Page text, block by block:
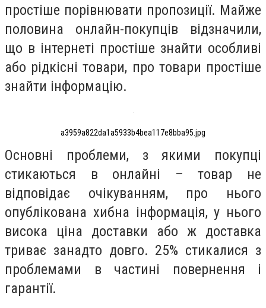
простіше порівнювати пропозиції. Майже
половина онлайн-покупців відзначили,
що в інтернеті простіше знайти особливі
або рідкісні товари, про товари простіше
знайти інформацію.
a3959a822da1a5933b4bea117e8bba95.jpg
Основні проблеми, з якими покупці
стикаються в онлайні – товар не
відповідає очікуванням, про нього
опублікована хибна інформація, у нього
висока ціна доставки або ж доставка
триває занадто довго. 25% стикалися з
проблемами в частині повернення і
гарантії.